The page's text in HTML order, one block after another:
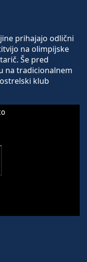
prihajajo odlični
na olimpijske
Še pred
na tradicionalnem
klub